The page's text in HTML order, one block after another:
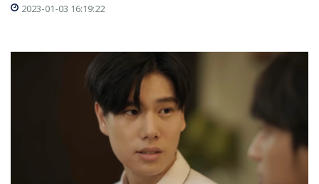
2023-01-03 16:19:22